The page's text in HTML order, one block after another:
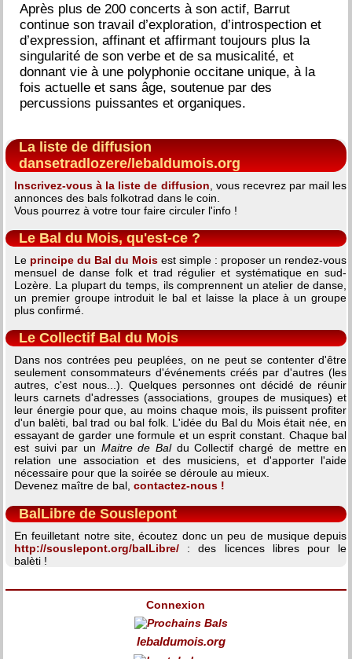
Après plus de 200 concerts à son actif, Barrut
continue son travail d’exploration, d’introspection et
d’expression, affinant et affirmant toujours plus la
singularité de son verbe et de sa musicalité, et
donnant vie à une polyphonie occitane unique, à la
fois actuelle et sans âge, soutenue par des
percussions puissantes et organiques.
La liste de diffusion
dansetradlozere/lebaldumois.org
Inscrivez-vous à la liste de diffusion , vous recevrez par mail les
annonces des bals folkotrad dans le coin.
Vous pourrez à votre tour faire circuler l'info !
Le Bal du Mois, qu'est-ce ?
Le principe du Bal du Mois est simple : proposer un rendez-vous
mensuel de danse folk et trad régulier et systématique en sud-
Lozère. La plupart du temps, ils comprennent un atelier de danse,
un premier groupe introduit le bal et laisse la place à un groupe
plus confirmé.
Le Collectif Bal du Mois
Dans nos contrées peu peuplées, on ne peut se contenter d'être
seulement consommateurs d'événements créés par d'autres (les
autres, c'est nous...). Quelques personnes ont décidé de réunir
leurs carnets d'adresses (associations, groupes de musiques) et
leur énergie pour que, au moins chaque mois, ils puissent profiter
d'un balèti, bal trad ou bal folk. L'idée du Bal du Mois était née, en
essayant de garder une formule et un esprit constant. Chaque bal
est suivi par un Maitre de Baldu Collectif chargé de mettre en
relation une association et des musiciens, et d'apporter l'aide
nécessaire pour que la soirée se déroule au mieux.
Devenez maître de bal, contactez-nous !
BalLibre de Souslepont
En feuilletant notre site, écoutez donc un peu de musique depuis
http://souslepont.org/balLibre/: des licences libres pour le
balèti !
Connexion
lebaldumois.org